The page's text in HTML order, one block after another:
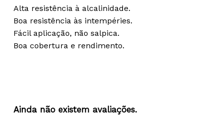
Alta resistência à alcalinidade.
Boa resistência às intempéries.
Fácil aplicação, não salpica.
Boa cobertura e rendimento.
Ainda não existem avaliações.